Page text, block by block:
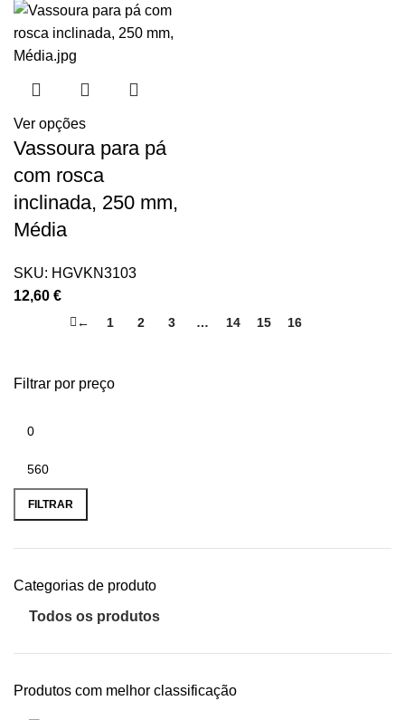
Filtrar por preço
Preço
mínimo
Preço
máximo
FILTRAR
Categorias de produto
Todos os produtos
Produtos com melhor classificação
Ver opções
Vassoura para pá
com rosca
inclinada, 250 mm,
Média
SKU: HGVKN3103
12,60 €
← 1 2 3 … 14 15 16